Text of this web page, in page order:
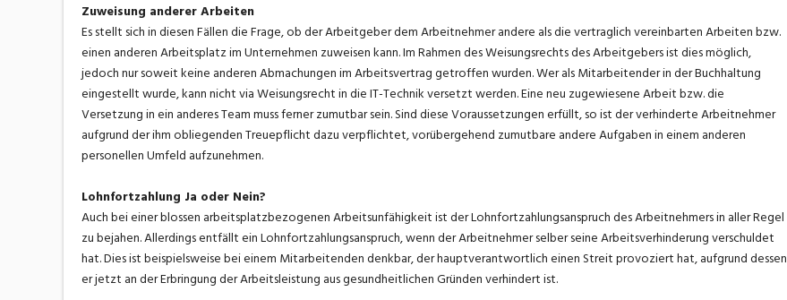
Zuweisung anderer Arbeiten
Es stellt sich in diesen Fällen die Frage, ob der Arbeitgeber dem Arbeitnehmer andere als die vertraglich vereinbarten Arbeiten bzw.
einen anderen Arbeitsplatz im Unternehmen zuweisen kann. Im Rahmen des Weisungsrechts des Arbeitgebers ist dies möglich,
jedoch nur soweit keine anderen Abmachungen im Arbeitsvertrag getroffen wurden. Wer als Mitarbeitender in der Buchhaltung
eingestellt wurde, kann nicht via Weisungsrecht in die IT-Technik versetzt werden. Eine neu zugewiesene Arbeit bzw. die
Versetzung in ein anderes Team muss ferner zumutbar sein. Sind diese Voraussetzungen erfüllt, so ist der verhinderte Arbeitnehmer
aufgrund der ihm obliegenden Treuepflicht dazu verpflichtet, vorübergehend zumutbare andere Auf­gaben in einem anderen
personellen Umfeld aufzunehmen.
Lohnfortzahlung Ja oder Nein?
Auch bei einer blossen arbeitsplatzbezogenen Arbeitsunfähigkeit ist der Lohnfortzahlungsanspruch des Arbeitnehmers in aller Regel
zu bejahen. Allerdings entfällt ein Lohnfortzahlungsanspruch, wenn der Arbeitnehmer selber seine Arbeitsverhinderung verschuldet
hat. Dies ist beispielsweise bei einem Mitarbeitenden denkbar, der hauptverantwortlich einen Streit provoziert hat, aufgrund dessen
er jetzt an der Erbringung der Arbeitsleistung aus gesundheitlichen Gründen verhindert ist.